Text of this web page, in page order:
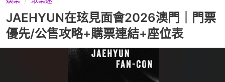
JAEHYUN在玹見面會2026澳門｜門票
優先/公售攻略+購票連結+座位表